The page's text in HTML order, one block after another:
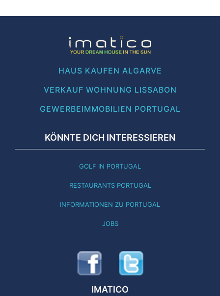
HAUS KAUFEN ALGARVE
VERKAUF WOHNUNG LISSABON
GEWERBEIMMOBILIEN PORTUGAL
KÖNNTE DICH INTERESSIEREN
GOLF IN PORTUGAL
RESTAURANTS PORTUGAL
INFORMATIONEN ZU PORTUGAL
JOBS
IMATICO